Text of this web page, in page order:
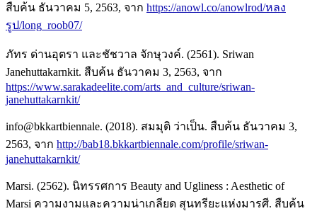
สืบค้น ธันวาคม 5, 2563, จาก https://anowl.co/anowlrod/หลง
รูป/long_roob07/
ภัทร ด่านอุตรา และชัชวาล จักษุวงค์. (2561). Sriwan
Janehuttakarnkit. สืบค้น ธันวาคม 3, 2563, จาก
https://www.sarakadeelite.com/arts_and_culture/sriwan-
janehuttakarnkit/
info@bkkartbiennale. (2018). สมมุติ ว่าเป็น. สืบค้น ธันวาคม 3,
2563, จาก http://bab18.bkkartbiennale.com/profile/sriwan-
janehuttakarnkit/
Marsi. (2562). นิทรรศการ Beauty and Ugliness : Aesthetic of
Marsi ความงามและความน่าเกลียด สุนทรียะแห่งมารศี. สืบค้น